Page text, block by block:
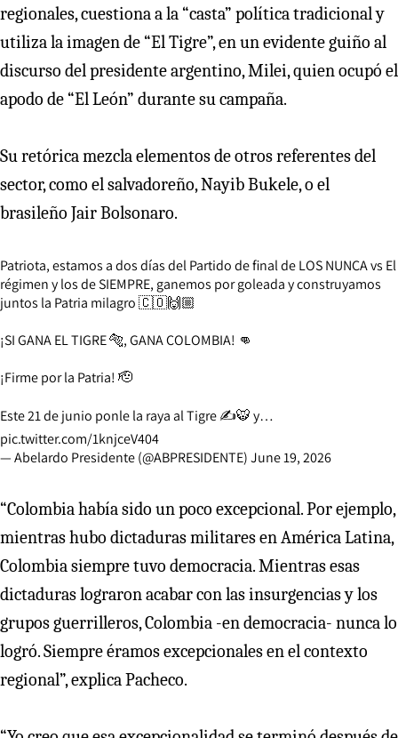
regionales, cuestiona a la “casta” política tradicional y
utiliza la imagen de “El Tigre”, en un evidente guiño al
discurso del presidente argentino, Milei, quien ocupó el
apodo de “El León” durante su campaña.
Su retórica mezcla elementos de otros referentes del
sector, como el salvadoreño, Nayib Bukele, o el
brasileño Jair Bolsonaro.
Patriota, estamos a dos días del Partido de final de LOS NUNCA vs El
régimen y los de SIEMPRE, ganemos por goleada y construyamos
juntos la Patria milagro 🇨🇴🙌🏼
¡SI GANA EL TIGRE 🐅, GANA COLOMBIA! 👊
¡Firme por la Patria! 🫡
Este 21 de junio ponle la raya al Tigre ✍️🐯 y…
pic.twitter.com/1knjceV404
— Abelardo Presidente (@ABPRESIDENTE)June 19, 2026
“Colombia había sido un poco excepcional. Por ejemplo,
mientras hubo dictaduras militares en América Latina,
Colombia siempre tuvo democracia. Mientras esas
dictaduras lograron acabar con las insurgencias y los
grupos guerrilleros, Colombia -en democracia- nunca lo
logró. Siempre éramos excepcionales en el contexto
regional”, explica Pacheco.